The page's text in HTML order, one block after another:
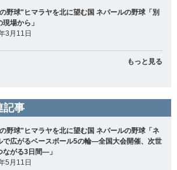
野球"ヒマラヤを北に望む国 ネパールの野球「別
現場から」
3月11日
もっと見る
記事
野球"ヒマラヤを北に望む国 ネパールの野球「ネ
で広がるベースボール5の輪―全国大会開催、次世
ながる3日間―」
5月11日